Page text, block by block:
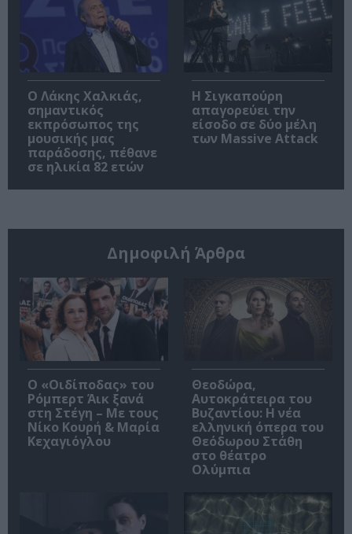
Ο Λάκης Χαλκιάς,
σημαντικός
εκπρόσωπος της
μουσικής μας
παράδοσης, πέθανε
σε ηλικία 82 ετών
Η Σιγκαπούρη
απαγορεύει την
είσοδο σε δύο μέλη
των Massive Attack
Δημοφιλή Άρθρα
O «Οιδίποδας» του
Ρόμπερτ Άικ ξανά
στη Στέγη – Με τους
Νίκο Κουρή & Μαρία
Κεχαγιόγλου
Θεοδώρα,
Αυτοκράτειρα του
Βυζαντίου: Η νέα
ελληνική όπερα του
Θεόδωρου Στάθη
στο θέατρο
Ολύμπια